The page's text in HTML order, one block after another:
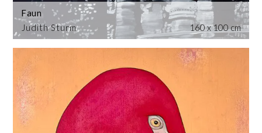
Judith Sturm
Faun
160 x 100 cm